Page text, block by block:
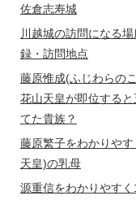
佐倉志寿城
川越城の訪問になる
録・訪問地点
藤原惟成(ふじわらの
花山天皇が即位する
てた貴族？
藤原繁子をわかりや
天皇)の乳母
源重信をわかりやす